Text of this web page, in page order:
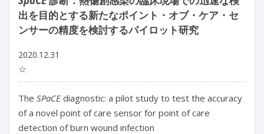
出を目的とする新たなポイント・オブ・ケア・セ
ンサーの精度を検討するパイロット研究
2020.12.31
☆
The SPaCEdiagnostic: a pilot study to test the accuracy
of a novel point of care sensor for point of care
detection of burn wound infection